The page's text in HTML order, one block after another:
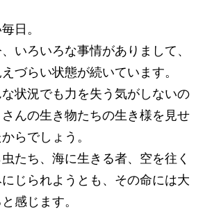
日。
いろいろな事情がありまして、
づらい状態が続いています。
状況でも力を失う気がしないの
んの生き物たちの生き様を見せ
らでしょう。
たち、海に生きる者、空を往く
じられようとも、その命には大
感じます。